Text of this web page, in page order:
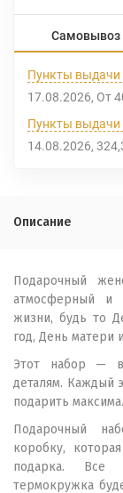
Самовывоз
Пункты
17.08.2026 От
Пункты выдачи
14.08.2026
Описание
Подарочный
атмосферный и
жизни, будь то
год, День матери
Этот набор —
деталям. Каждый
подарить
Подарочный
коробку,
подарка. Все
термокружка